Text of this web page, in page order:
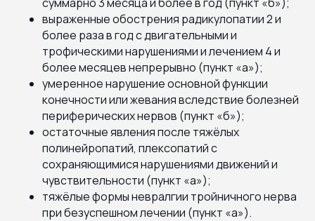
выраженные обострения радикулопатии 2 и
более раза в год с двигательными и
трофическими нарушениями и лечением 4 и
более месяцев непрерывно (пункт «а»);
умеренное нарушение основной функции
конечности или жевания вследствие болезней
периферических нервов (пункт «б»);
остаточные явления после тяжёлых
полинейропатий, плексопатий с
сохраняющимися нарушениями движений и
чувствительности (пункт «а»);
тяжёлые формы невралгии тройничного нерва
при безуспешном лечении (пункт «а»).